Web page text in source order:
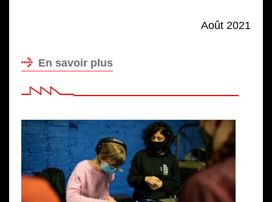
Août 2021
En savoir plus